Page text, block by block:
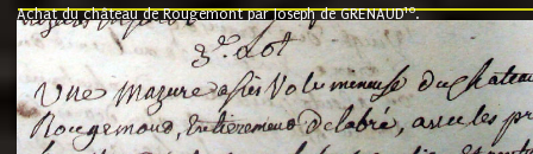
Achat du château de Rougemont par Joseph de GRENAUD10.
"l'an mil six cent soixante treze le ving neuvième jour du mois de
nommé fut présent Messire Claude Guillaume de Moyriat chevalier baron
vend, purement simplement et irrevocablement a monseigneur monsieur
et chavannes conseiller du roy au parlement de Bourgogne, present et